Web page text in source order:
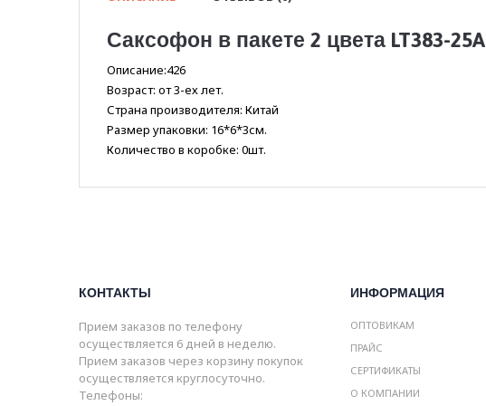
Саксофон в пакете 2 цвета LT383-25A
Описание:426
Возраст: от 3-ех лет.
Страна производителя: Китай
Размер упаковки: 16*6*3см.
Количество в коробке: 0шт.
КОНТАКТЫ
Прием заказов по телефону
осуществляется 6 дней в неделю.
Прием заказов через корзину покупок
осуществляется круглосуточно.
Телефоны:
ИНФОРМАЦИЯ
ОПТОВИКАМ
ПРАЙС
СЕРТИФИКАТЫ
О КОМПАНИИ